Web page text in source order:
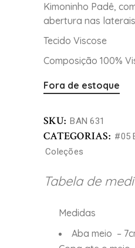
Kimoninho Padê,
abertura nas
Tecido Viscose
Composição 100%
Fora de estoque
SKU: BAN 631
CATEGORIAS: #05
Coleções
Tabela de
Medidas
Aba meio –